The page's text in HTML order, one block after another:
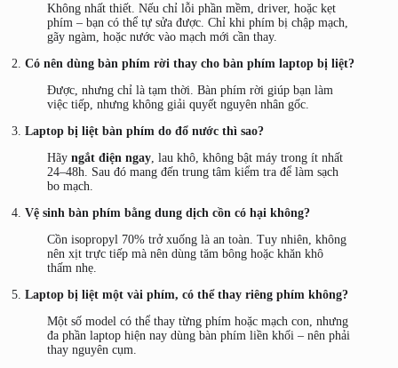
Không nhất thiết. Nếu chỉ lỗi phần mềm, driver, hoặc kẹt
phím – bạn có thể tự sửa được. Chỉ khi phím bị chập mạch,
gãy ngàm, hoặc nước vào mạch mới cần thay.
2. Có nên dùng bàn phím rời thay cho bàn phím laptop bị liệt?
Được, nhưng chỉ là tạm thời. Bàn phím rời giúp bạn làm
việc tiếp, nhưng không giải quyết nguyên nhân gốc.
3. Laptop bị liệt bàn phím do đổ nước thì sao?
Hãy ngắt điện ngay , lau khô, không bật máy trong ít nhất
24–48h. Sau đó mang đến trung tâm kiểm tra để làm sạch
bo mạch.
4. Vệ sinh bàn phím bằng dung dịch cồn có hại không?
Cồn isopropyl 70% trở xuống là an toàn. Tuy nhiên, không
nên xịt trực tiếp mà nên dùng tăm bông hoặc khăn khô
thấm nhẹ.
5. Laptop bị liệt một vài phím, có thể thay riêng phím không?
Một số model có thể thay từng phím hoặc mạch con, nhưng
đa phần laptop hiện nay dùng bàn phím liền khối – nên phải
thay nguyên cụm.